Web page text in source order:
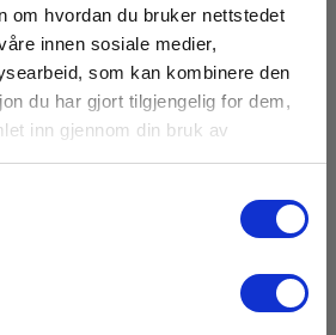
om hvordan du bruker nettstedet
innen sosiale medier,
som kan kombinere den
du har gjort tilgjengelig for dem,
inn gjennom din bruk av
mva
Kjøp nå